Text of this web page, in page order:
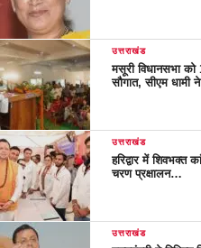
उत्तराखंड
मसूरी विधानसभा
सौगात, सीएम धामी
उत्तराखंड
हरिद्वार में शिवभक्त
चरण प्रक्षालन…
उत्तराखंड